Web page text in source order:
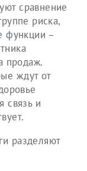
сравнение
риска,
функции –
продаж.
ждут от
связь и
разделяют